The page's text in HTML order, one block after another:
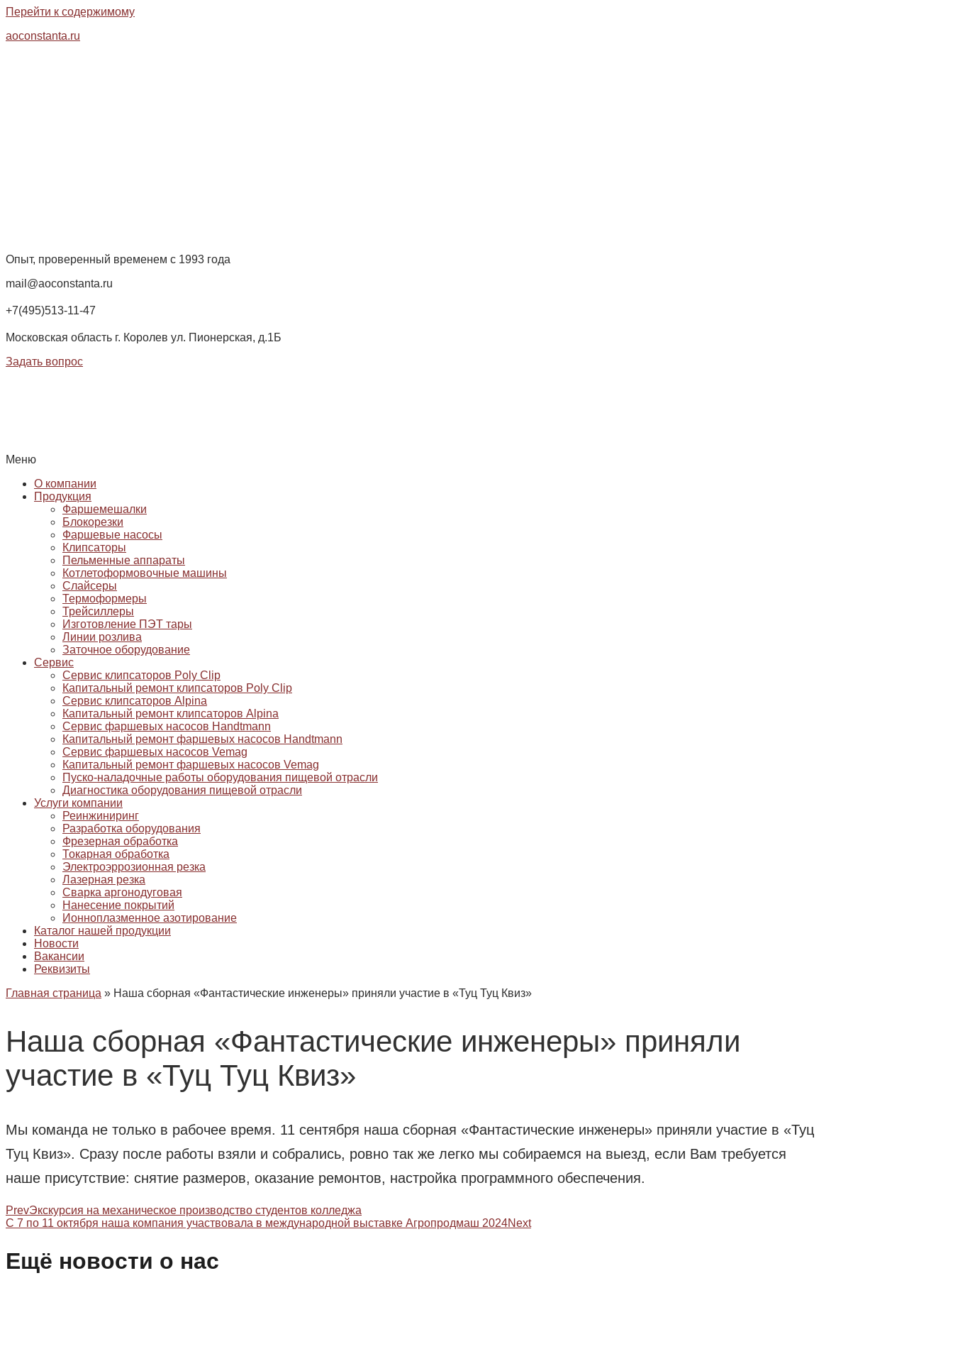
Перейти к содержимому
aoconstanta.ru
Опыт, проверенный временем с 1993 года
mail@aoconstanta.ru
+7(495)513-11-47
Московская область г. Королев ул. Пионерская, д.1Б
Задать вопрос
Меню
О компании
Продукция
Фаршемешалки
Блокорезки
Фаршевые насосы
Клипсаторы
Пельменные аппараты
Котлетоформовочные машины
Слайсеры
Термоформеры
Трейсиллеры
Изготовление ПЭТ тары
Линии розлива
Заточное оборудование
Сервис
Сервис клипсаторов Poly Clip
Капитальный ремонт клипсаторов Poly Clip
Сервис клипсаторов Alpina
Капитальный ремонт клипсаторов Alpina
Сервис фаршевых насосов Handtmann
Капитальный ремонт фаршевых насосов Handtmann
Сервис фаршевых насосов Vemag
Капитальный ремонт фаршевых насосов Vemag
Пуско-наладочные работы оборудования пищевой отрасли
Диагностика оборудования пищевой отрасли
Услуги компании
Реинжиниринг
Разработка оборудования
Фрезерная обработка
Токарная обработка
Электроэррозионная резка
Лазерная резка
Сварка аргонодуговая
Нанесение покрытий
Ионноплазменное азотирование
Каталог нашей продукции
Новости
Вакансии
Реквизиты
Главная страница » Наша сборная «Фантастические инженеры» приняли участие в «Туц Туц Квиз»
Наша сборная «Фантастические инженеры» приняли
участие в «Туц Туц Квиз»
Мы команда не только в рабочее время. 11 сентября наша сборная «Фантастические инженеры» приняли участие в «Туц
Туц Квиз». Сразу после работы взяли и собрались, ровно так же легко мы собираемся на выезд, если Вам требуется
наше присутствие: снятие размеров, оказание ремонтов, настройка программного обеспечения.
PrevЭкскурсия на механическое производство студентов колледжа
С 7 по 11 октября наша компания участвовала в международной выставке Агропродмаш 2024Next
Ещё новости о нас